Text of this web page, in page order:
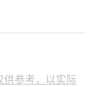
供参考，以实际